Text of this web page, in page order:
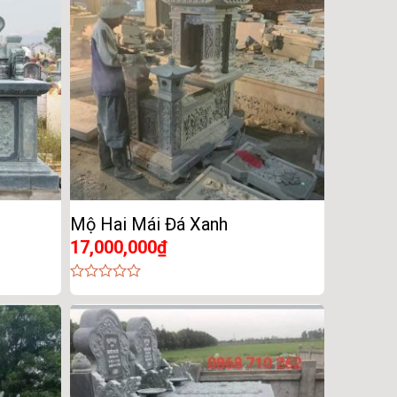
Mộ Hai Mái Đá Xanh
17,000,000₫
0
out
of
5